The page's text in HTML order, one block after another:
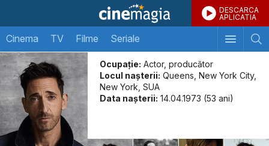
DESCARCA
APLICATIA
Cinema TV Filme Seriale
Ocupație: Actor, producător
Locul naşterii: Queens, New York City,
New York, SUA
Data naşterii: 14.04.1973 (53 ani)